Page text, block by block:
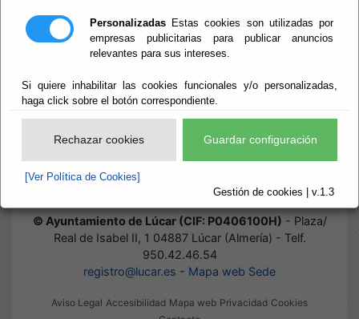
Personalizadas Estas cookies son utilizadas por
empresas publicitarias para publicar anuncios
relevantes para sus intereses.
Si quiere inhabilitar las cookies funcionales y/o personalizadas,
haga click sobre el botón correspondiente.
Rechazar cookies Guardar configuración
[Ver Política de Cookies]
Gestión de cookies | v.1.3
Tablón de
Anuncios
Disculpen las molestias.
© Ayuntamiento de Lúcar (CIF: P0406100H) - Plaza/
Real de Isabel II, 1 04887 Lúcar (Almería) - Telf.
950.42.46.54
registro@lucar.es - Mapa web Sede
Aviso Legal Accesibilidad Mapa web Privacidad Cookies